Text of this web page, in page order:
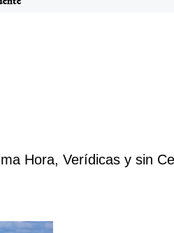
Hora, Verídicas y sin